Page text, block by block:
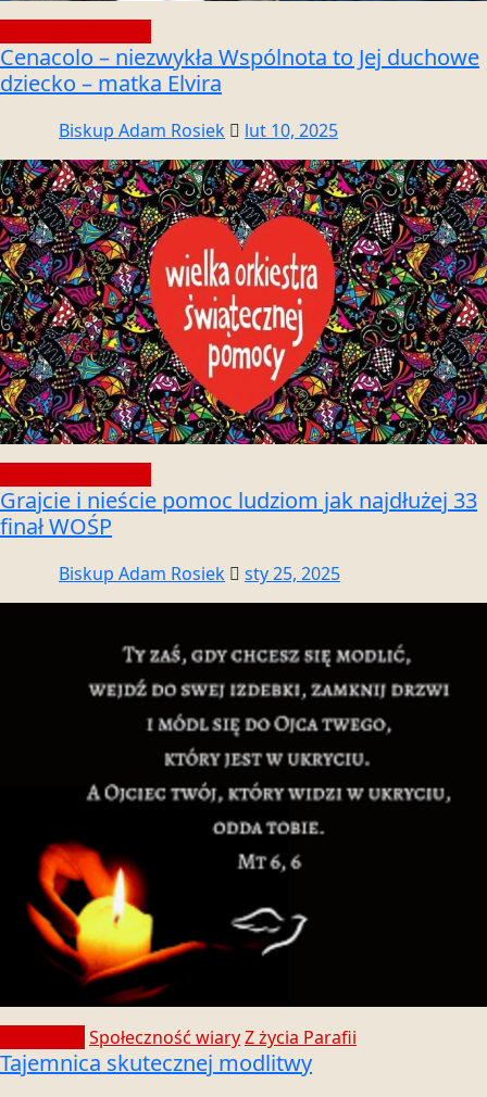
Cenacolo – niezwykła Wspólnota to Jej duchowe
dziecko – matka Elvira
Biskup Adam Rosiek lut 10, 2025
Grajcie i nieście pomoc ludziom jak najdłużej 33
finał WOŚP
Biskup Adam Rosiek sty 25, 2025
Społeczność wiaryZ życia Parafii
Tajemnica skutecznej modlitwy